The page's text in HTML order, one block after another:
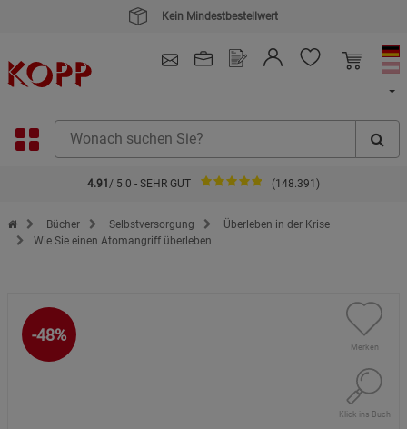
4.91 / 5.0 - SEHR GUT (148.391)
Zur Startseite des Kopp Verlag Online-Shop
Bücher Selbstversorgung
Überleben in der Krise
Wie Sie einen Atomangriff überleben
-48%
Merken
Klick ins Buch